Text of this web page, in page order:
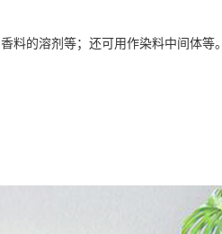
料的溶剂等；还可用作染料中间体等。